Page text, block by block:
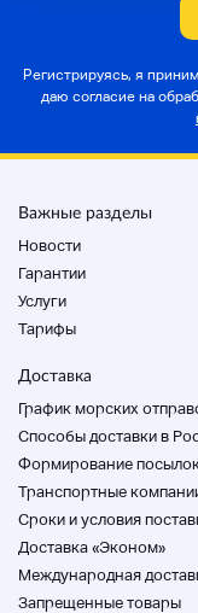
Регистрируясь, я
даю согласие на
Важные разделы
Новости
Гарантии
Услуги
Тарифы
Доставка
График морских
Способы доставки в
Формирование
Транспортные
Cроки и условия
Доставка «Эконом»
Международная
Запрещенные товары